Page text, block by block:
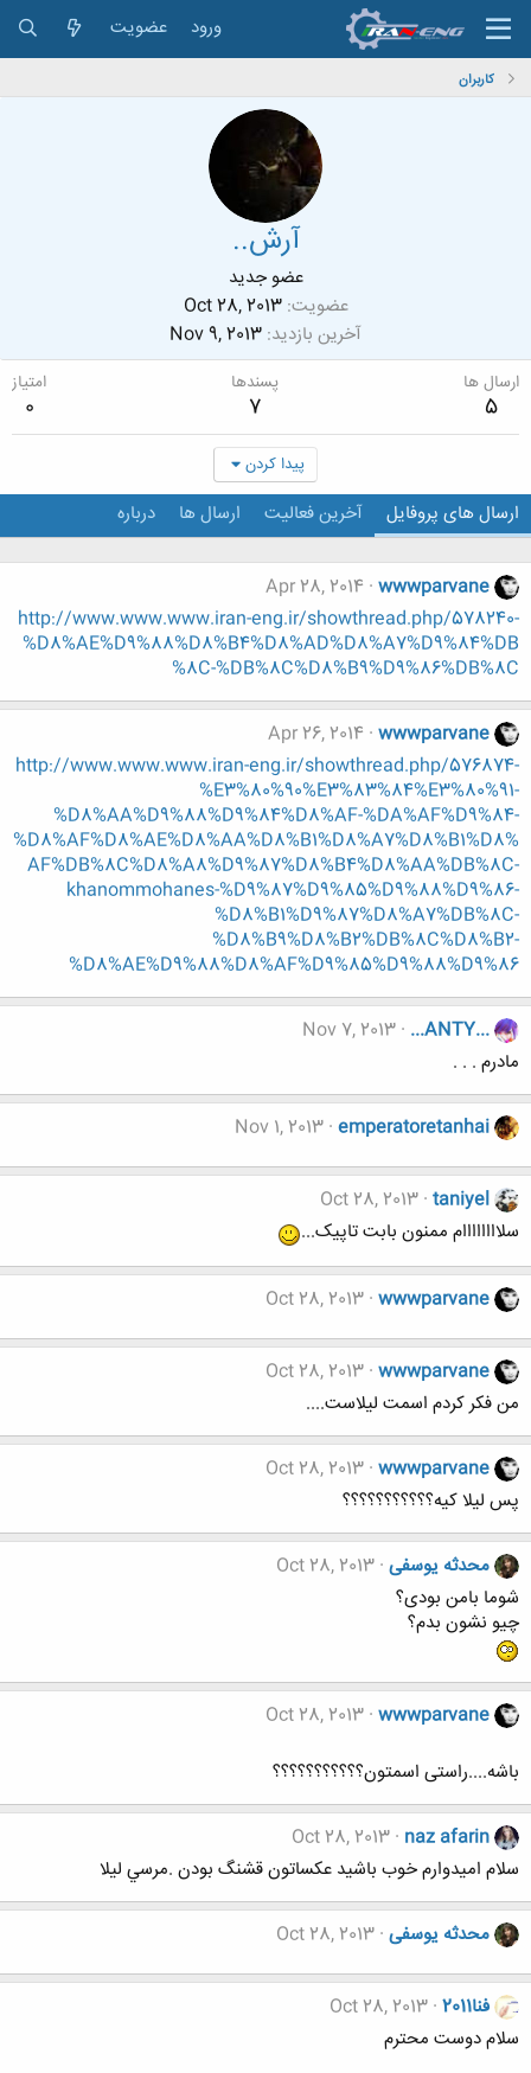
ورود عضویت
کاربران
آرش..
عضو جدید
عضویت Oct 28, 2013
آخرین بازدید Nov 9, 2013
ارسال ها
5
پسندها
7
امتیاز
0
پیدا کردن
ارسال های پروفایل آخرین فعالیت ارسال ها درباره
wwwparvane
Apr 28, 2014
http://www.www.www.iran-eng.ir/showthread.php/578240-
%D8%AE%D9%88%D8%B4%D8%AD%D8%A7%D9%84%DB
%8C-%DB%8C%D8%B9%D9%86%DB%8C
wwwparvane
Apr 26, 2014
http://www.www.www.iran-eng.ir/showthread.php/576874-
%E3%80%90%E3%83%84%E3%80%91-
%D8%AA%D9%88%D9%84%D8%AF-%DA%AF%D9%84-
%D8%AF%D8%AE%D8%AA%D8%B1%D8%A7%D8%B1%D8%
AF%DB%8C%D8%A8%D9%87%D8%B4%D8%AA%DB%8C-
khanommohanes-%D9%87%D9%85%D9%88%D9%86-
%D8%B1%D9%87%D8%A7%DB%8C-
%D8%B9%D8%B2%DB%8C%D8%B2-
%D8%AE%D9%88%D8%AF%D9%85%D9%88%D9%86
...ANTY...
Nov 7, 2013
مادرم . . .
emperatoretanhai
Nov 1, 2013
taniyel
Oct 28, 2013
سلاااااااام ممنون بابت تاپیک...
wwwparvane
Oct 28, 2013
wwwparvane
Oct 28, 2013
من فکر کردم اسمت لیلاست....
wwwparvane
Oct 28, 2013
پس لیلا کیه؟؟؟؟؟؟؟؟؟؟؟
محدثه یوسفی Oct 28, 2013
شوما بامن بودی؟
چیو نشون بدم؟
wwwparvane
Oct 28, 2013
باشه....راستی اسمتون؟؟؟؟؟؟؟؟؟؟؟
naz afarin
Oct 28, 2013
سلام اميدوارم خوب باشيد عكساتون قشنگ بودن .مرسي ليلا
محدثه یوسفی Oct 28, 2013
فنا2011
Oct 28, 2013
سلام دوست محترم